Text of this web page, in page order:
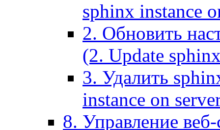
sphinx instance
2. Обновить
(2. Update
3. Удалить
instance on
8. Управление